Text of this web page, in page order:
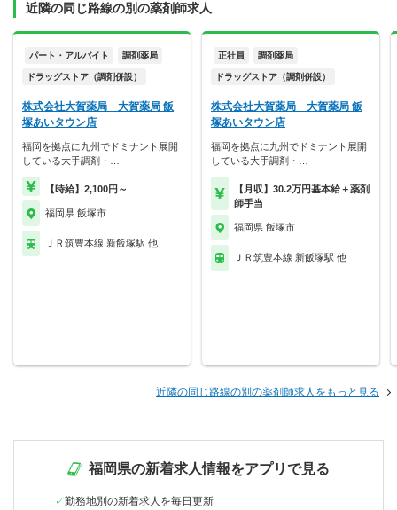
近隣の同じ路線の別の薬剤師求人
パート・アルバイト 調剤薬局
ドラッグストア（調剤併設）
株式会社大賀薬局 大賀薬局 飯
塚あいタウン店
福岡を拠点に九州でドミナント展開
している大手調剤・…
【時給】2,100円～
福岡県 飯塚市
ＪＲ筑豊本線 新飯塚駅 他
正社員 調剤薬局
ドラッグストア（調剤併設）
株式会社大賀薬局 大賀薬局 飯
塚あいタウン店
福岡を拠点に九州でドミナント展開
している大手調剤・…
【月収】30.2万円基本給＋薬剤
師手当
福岡県 飯塚市
ＪＲ筑豊本線 新飯塚駅 他
近隣の同じ路線の別の薬剤師求人をもっと見る
福岡県の新着求人情報をアプリで見る
勤務地別の新着求人を毎日更新